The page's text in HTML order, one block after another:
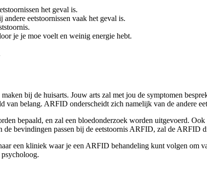
het geval is.
eetstoornissen vaak het geval is.
je je moe voelt en weinig energie hebt.
bij de huisarts. Jouw arts zal met jou de symptomen
belang. ARFID onderscheidt zich namelijk van de andere
bepaald, en zal een bloedonderzoek worden uitgevoerd.
bevindingen passen bij de eetstoornis ARFID, zal de ARFID
een kliniek waar je een ARFID behandeling kunt volgen om